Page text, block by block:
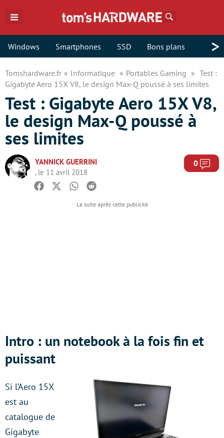
Windows Smartphones SSD Bons plans >
Tomshardware.fr Informatique Portables Gaming
Test :
Gigabyte Aero 15X V8, le design Max-Q poussé à ses limites
Test : Gigabyte Aero 15X V8,
le design Max-Q poussé à
ses limites
YANNICK GUERRINI
, le 11 avril 2018
0
Facebook
TwitterWhatsapp
Reddit
Intro : un notebook à la fois fin et
puissant
Si l’Aero 15X
est au
catalogue de
Gigabyte